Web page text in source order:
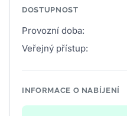
DOSTUPNOST
Provozní doba:
Veřejný přístup:
INFORMACE O NABÍJENÍ